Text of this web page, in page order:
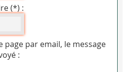
(*) :
page par email, le message
: